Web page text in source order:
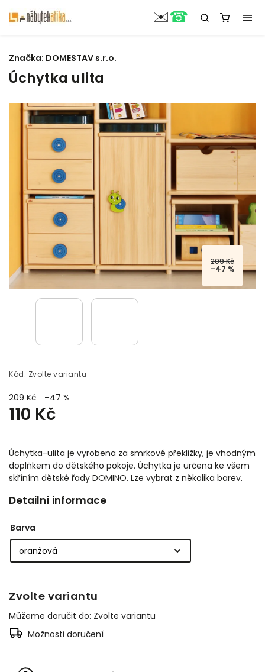
Úchytka ulita
209 Kč
–47 %
Kód: Zvolte variantu
209 Kč –47 %
110 Kč
Úchytka-ulita je vyrobena za smrkové překližky, je vhodným
doplňkem do dětského pokoje. Úchytka je určena ke všem
skříním dětské řady DOMINO. Lze vybrat z několika barev.
Detailní informace
Značka: DOMESTAV s.r.o.
Barva
Zvolte variantu
Můžeme doručit do: Zvolte variantu
Možnosti doručení
✉️☎